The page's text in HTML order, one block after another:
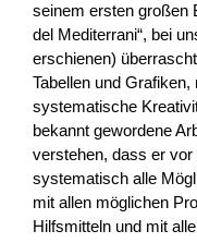
seinem ersten großen
del Mediterrani“, bei
erschienen)
Tabellen und
systematische
bekannt gewordene
verstehen, dass er
systematisch alle
mit allen möglichen
Hilfsmitteln und mit